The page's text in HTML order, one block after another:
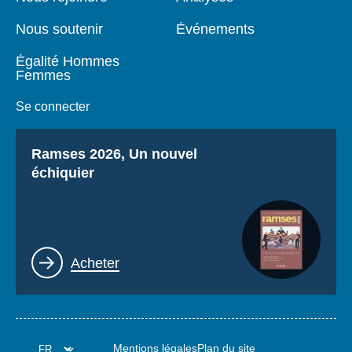
Nous soutenir
Égalité Hommes
Femmes
Se connecter
Événements
Titre
Ramses 2026, Un nouvel
échiquier
Lien
Acheter
Mentions légalesPlan du site